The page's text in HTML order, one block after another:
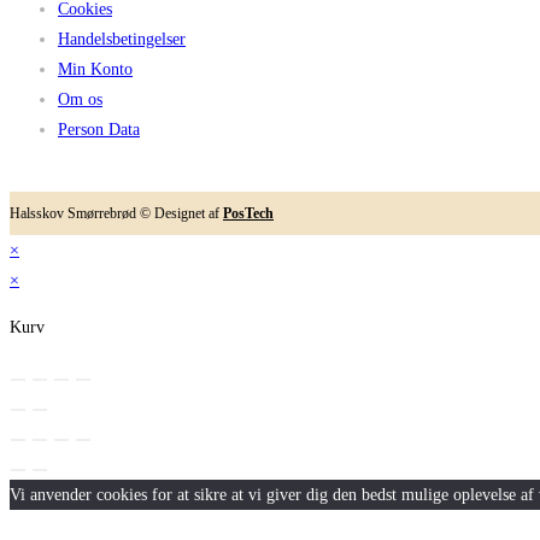
Cookies
Handelsbetingelser
Min Konto
Om os
Person Data
Halsskov Smørrebrød © Designet af PosTech
×
×
Kurv
Vi anvender cookies for at sikre at vi giver dig den bedst mulige oplevelse